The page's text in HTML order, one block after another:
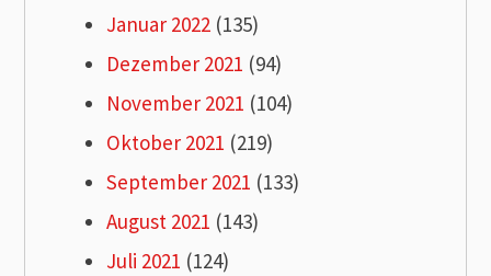
Januar 2022 (135)
Dezember 2021 (94)
November 2021 (104)
Oktober 2021 (219)
September 2021 (133)
August 2021 (143)
Juli 2021 (124)